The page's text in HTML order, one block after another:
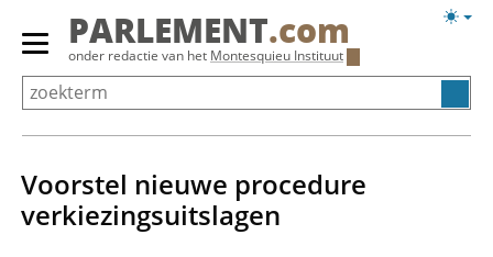
Overslaan
Primair
menu
tonen/verbergen
PARLEMENT.com
onder redactie van het Montesquieu Instituut
Voorstel nieuwe procedure
verkiezingsuitslagen